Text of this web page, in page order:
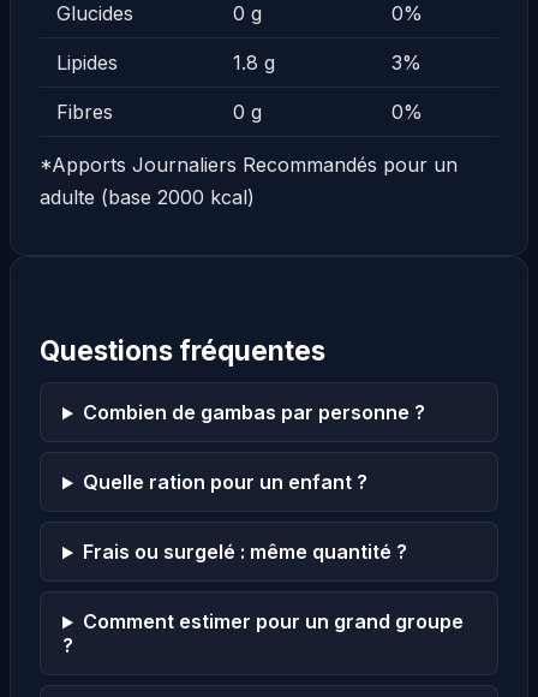
Glucides 0 g 0%
Lipides 1.8 g 3%
Fibres 0 g 0%
*Apports Journaliers Recommandés pour un
adulte (base 2000 kcal)
Questions fréquentes
Combien de gambas par personne ?
Quelle ration pour un enfant ?
Frais ou surgelé : même quantité ?
Comment estimer pour un grand groupe
?